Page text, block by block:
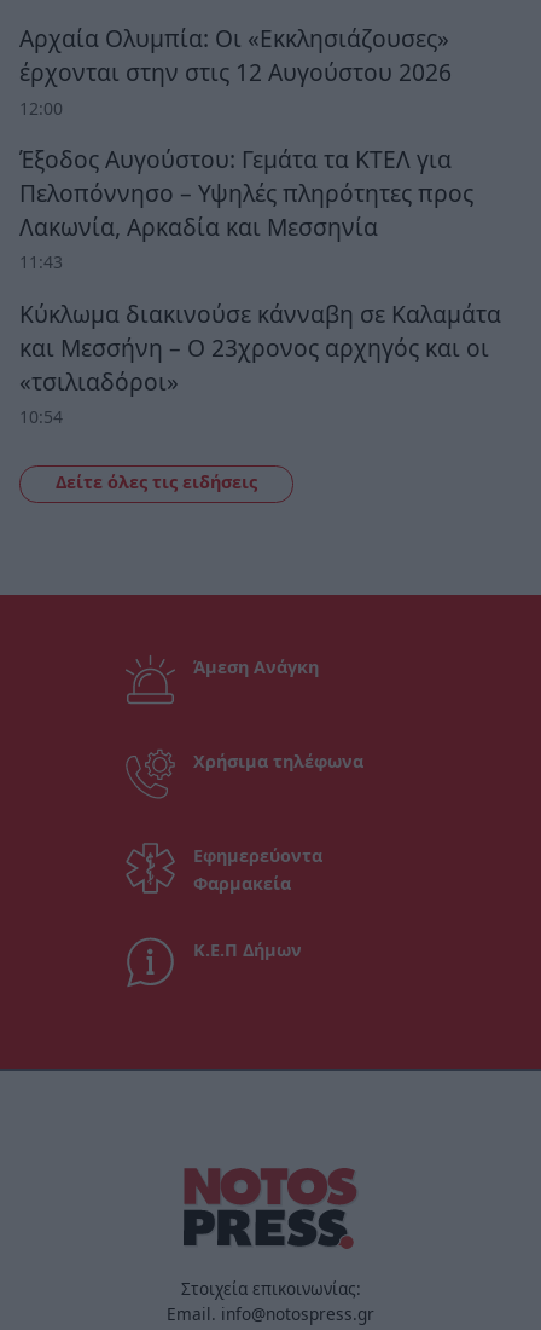
Αρχαία Ολυμπία: Οι «Εκκλησιάζουσες»
έρχονται στην στις 12 Αυγούστου 2026
12:00
Έξοδος Αυγούστου: Γεμάτα τα ΚΤΕΛ για
Πελοπόννησο – Υψηλές πληρότητες προς
Λακωνία, Αρκαδία και Μεσσηνία
11:43
Κύκλωμα διακινούσε κάνναβη σε Καλαμάτα
και Μεσσήνη – Ο 23χρονος αρχηγός και οι
«τσιλιαδόροι»
10:54
Δείτε όλες τις ειδήσεις
Άμεση Ανάγκη
Χρήσιμα τηλέφωνα
Εφημερεύοντα
Φαρμακεία
Κ.Ε.Π Δήμων
Στοιχεία επικοινωνίας:
Email. info@notospress.gr